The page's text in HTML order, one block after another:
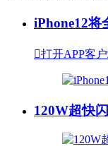
iPhone12将
打开APP客
120W超快